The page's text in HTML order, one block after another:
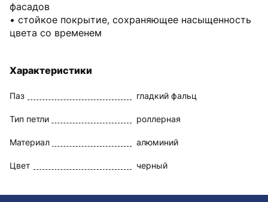
фасадов
• стойкое покрытие, сохраняющее насыщенность
цвета со временем
Характеристики
Паз гладкий фальц
Тип петли роллерная
Материал алюминий
Цвет черный